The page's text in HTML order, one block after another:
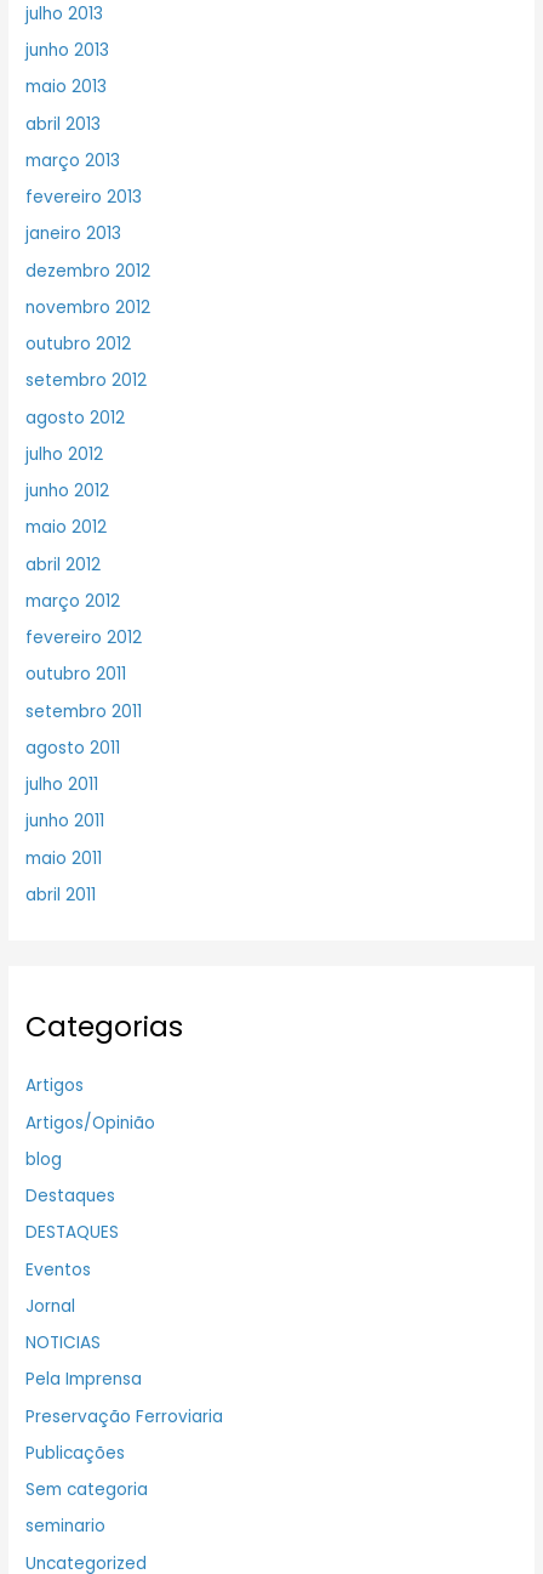
julho 2013
junho 2013
maio 2013
abril 2013
março 2013
fevereiro 2013
janeiro 2013
dezembro 2012
novembro 2012
outubro 2012
setembro 2012
agosto 2012
julho 2012
junho 2012
maio 2012
abril 2012
março 2012
fevereiro 2012
outubro 2011
setembro 2011
agosto 2011
julho 2011
junho 2011
maio 2011
abril 2011
Categorias
Artigos
Artigos/Opinião
blog
Destaques
DESTAQUES
Eventos
Jornal
NOTICIAS
Pela Imprensa
Preservação Ferroviaria
Publicações
Sem categoria
seminario
Uncategorized